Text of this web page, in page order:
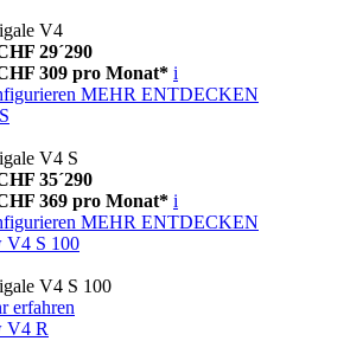
V4
29´290
309 pro Monat* i
MEHR ENTDECKEN
V4 S
35´290
369 pro Monat* i
MEHR ENTDECKEN
V4 S 100
V4 S 100
erfahren
V4 R